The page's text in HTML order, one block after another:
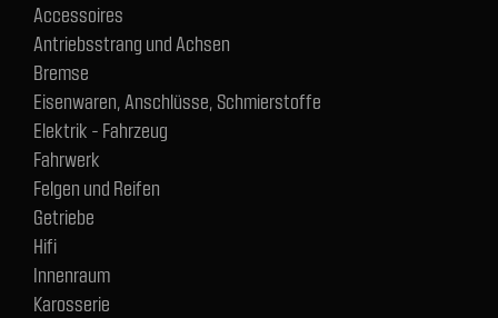
Accessoires
Antriebsstrang und Achsen
Bremse
Eisenwaren, Anschlüsse, Schmierstoffe
Elektrik - Fahrzeug
Fahrwerk
Felgen und Reifen
Getriebe
Hifi
Innenraum
Karosserie